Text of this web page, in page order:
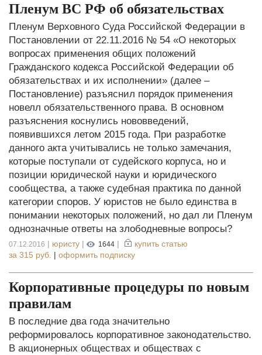
Пленум ВС РФ об обязательствах
Пленум Верховного Суда Российской Федерации в
Постановлении от 22.11.2016 № 54 «О некоторых
вопросах применения общих положений
Гражданского кодекса Российской Федерации об
обязательствах и их исполнении» (далее –
Постановление) разъяснил порядок применения
новелл обязательственного права. В основном
разъяснения коснулись нововведений,
появившихся летом 2015 года. При разработке
данного акта учитывались не только замечания,
которые поступали от судейского корпуса, но и
позиции юридической науки и юридического
сообщества, а также судебная практика по данной
категории споров. У юристов не было единства в
понимании некоторых положений, но дал ли Пленум
однозначные ответы на злободневные вопросы?
07.12.2016 | юристу | 1644 |
купить статью
за 315 руб. | оформить подписку
Корпоративные процедуры по новым
правилам
В последние два года значительно
реформировалось корпоративное законодательство.
В акционерных обществах и обществах с